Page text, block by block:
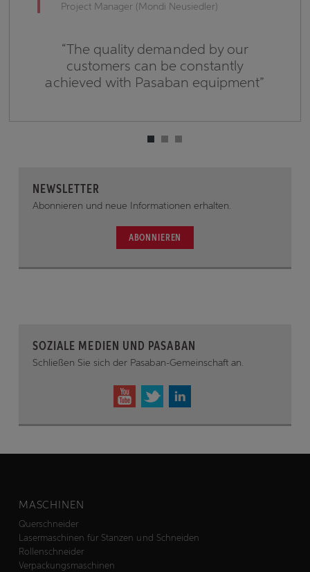
Project Manager (Mondi Neusiedler)
“The quality demanded by our
customers can be constantly
achieved with Pasaban equipment”
NEWSLETTER
Abonnieren und neue Informationen erhalten.
ABONNIEREN
SOZIALE MEDIEN UND PASABAN
Schließen Sie sich der Pasaban-Gemeinschaft an.
MASCHINEN
Querschneider
Lasermaschinen für Stanzen und Schneiden
Rollenschneider
Verpackungsmaschinen